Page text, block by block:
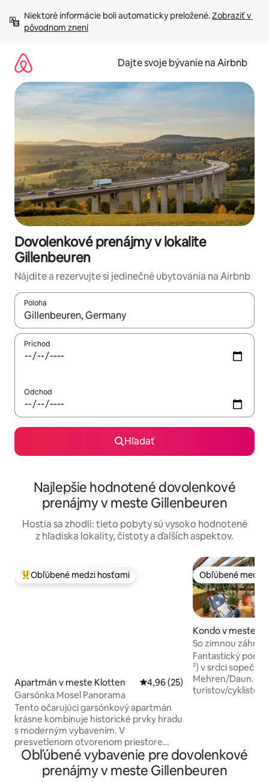
obsah.
Niektoré informácie boli automaticky preložené. Zobraziť v
pôvodnom znení
Dajte svoje bývanie na Airbnb
Dovolenkové prenájmy v lokalite
Gillenbeuren
Nájdite a rezervujte si jedinečné ubytovania na Airbnb
Poloha
Keď budú výsledky k dispozícii, môžete si ich prechádzať
Príchod
Odchod
Hľadať
Najlepšie hodnotené dovolenkové
prenájmy v meste Gillenbeuren
Hostia sa zhodli: tieto pobyty sú vysoko hodnotené
z hľadiska lokality, čistoty a ďalších aspektov.
Najobľúbenejšie medzi hosťami
Obľúbené medzi hosťami
Apartmán v meste Klotten Priemerné ohodnotenie 4,96
4,96 (25)
Garsónka Mosel Panorama
Tento očarujúci garsónkový apartmán
krásne kombinuje historické prvky hradu
s moderným vybavením. V
presvetlenom otvorenom priestore
nájdete spojené priestory na spanie,
obývanie a stolovanie – obzvlášť
pôsobivé vďaka veľkým posuvným
Obľúbené medzi
Obľúbené medzi
Kondo v meste
So zimnou
Vulkaneifeli
Fantastický
²) v srdci
Mehren/Daun.
turistov/cyklistov,
záhradným
a údolie. Plne vybavená súprava. Obe
spálne s manželskými posteľami (160
Obľúbené vybavenie pre dovolenkové
prenájmy v meste Gillenbeuren